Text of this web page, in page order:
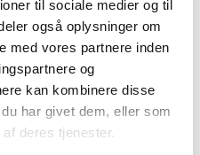
til sociale medier og til
også oplysninger om
med vores partnere inden
og
kan kombinere disse
har givet dem, eller som
deres tjenester.
lag og mange historier.
og Københavns
og
Kristian Lütken i
den 19. marts, hvor
forskellig baggrund,